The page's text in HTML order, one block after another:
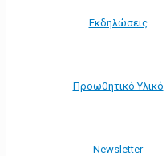
Εκδηλώσεις
Προωθητικό Υλικό
Νewsletter